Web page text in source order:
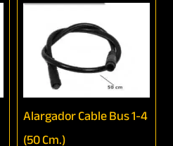
Alargador Cable Bus 1-4
(50 Cm.)